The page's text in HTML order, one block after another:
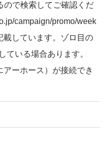
ので検索してご確認くだ
campaign/promo/week
載しています。ゾロ目の
ている場合あります。
ーホース）が接続でき
で複数連結可能です。
す。